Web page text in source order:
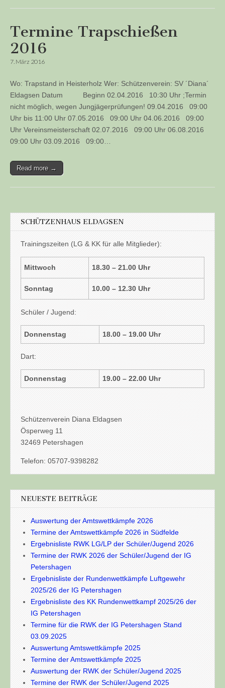
Termine Trapschießen
2016
7. März 2016
Wo: Trapstand in Heisterholz Wer: Schützenverein: SV ´Diana´
Eldagsen Datum Beginn 02.04.2016 10:30 Uhr ;Termin
nicht möglich, wegen Jungjägerprüfungen! 09.04.2016 09:00
Uhr bis 11:00 Uhr 07.05.2016 09:00 Uhr 04.06.2016 09:00
Uhr Vereinsmeisterschaft 02.07.2016 09:00 Uhr 06.08.2016
09:00 Uhr 03.09.2016 09:00…
Read more →
SCHÜTZENHAUS ELDAGSEN
Trainingszeiten (LG & KK für alle Mitglieder):
Mittwoch 18.30 – 21.00 Uhr
Sonntag 10.00 – 12.30 Uhr
Schüler / Jugend:
Donnenstag 18.00 – 19.00 Uhr
Dart:
Donnenstag 19.00 – 22.00 Uhr
Schützenverein Diana Eldagsen
Ösperweg 11
32469 Petershagen
Telefon: 05707-9398282
NEUESTE BEITRÄGE
Auswertung der Amtswettkämpfe 2026
Termine der Amtswettkämpfe 2026 in Südfelde
Ergebnisliste RWK LG/LP der Schüler/Jugend 2026
Termine der RWK 2026 der Schüler/Jugend der IG
Petershagen
Ergebnisliste der Rundenwettkämpfe Luftgewehr
2025/26 der IG Petershagen
Ergebnisliste des KK Rundenwettkampf 2025/26 der
IG Petershagen
Termine für die RWK der IG Petershagen Stand
03.09.2025
Auswertung Amtswettkämpfe 2025
Termine der Amtswettkämpfe 2025
Auswertung der RWK der Schüler/Jugend 2025
Termine der RWK der Schüler/Jugend 2025